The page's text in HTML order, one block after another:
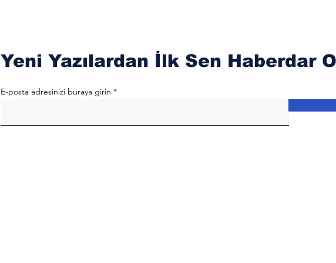
Yeni Yazılardan İlk Sen Haberdar
E-posta adresinizi buraya girin